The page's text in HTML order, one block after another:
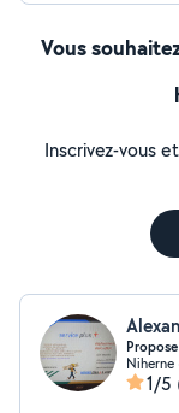
Vous
Inscrivez-vous
Niherne
1/5